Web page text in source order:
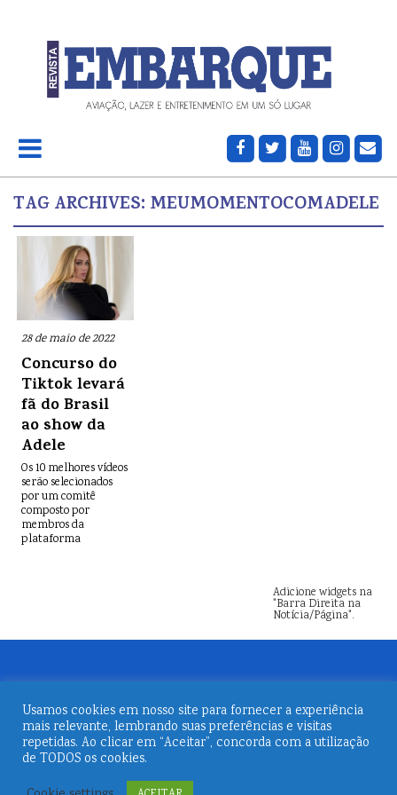
TAG ARCHIVES: MEUMOMENTOCOMADELE
28 de maio de 2022
Concurso do
Tiktok levará
fã do Brasil
ao show da
Adele
Os 10 melhores vídeos
serão selecionados
por um comitê
composto por
membros da
plataforma
Adicione widgets na
"Barra Direita na
Notícia/Página".
© 2026Revista Embarque
Usamos cookies em nosso site para fornecer a experiência
mais relevante, lembrando suas preferências e visitas
repetidas. Ao clicar em “Aceitar”, concorda com a utilização
de TODOS os cookies.